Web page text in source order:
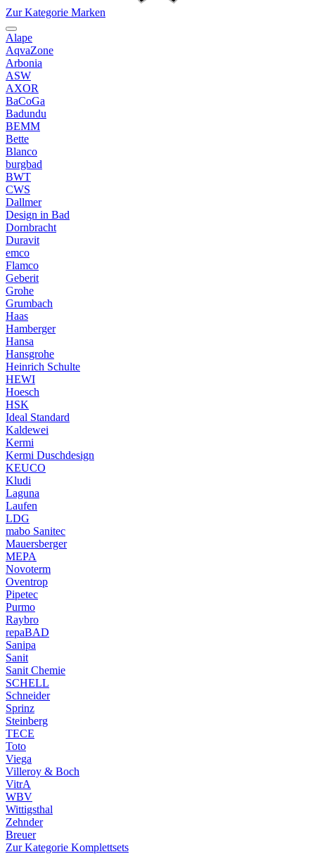
Zur Kategorie Marken
Alape
AqvaZone
Arbonia
ASW
AXOR
BaCoGa
Badundu
BEMM
Bette
Blanco
burgbad
BWT
CWS
Dallmer
Design in Bad
Dornbracht
Duravit
emco
Flamco
Geberit
Grohe
Grumbach
Haas
Hamberger
Hansa
Hansgrohe
Heinrich Schulte
HEWI
Hoesch
HSK
Ideal Standard
Kaldewei
Kermi
Kermi Duschdesign
KEUCO
Kludi
Laguna
Laufen
LDG
mabo Sanitec
Mauersberger
MEPA
Novoterm
Oventrop
Pipetec
Purmo
Raybro
repaBAD
Sanipa
Sanit
Sanit Chemie
SCHELL
Schneider
Sprinz
Steinberg
TECE
Toto
Viega
Villeroy & Boch
VitrA
WBV
Wittigsthal
Zehnder
Breuer
Zur Kategorie Komplettsets